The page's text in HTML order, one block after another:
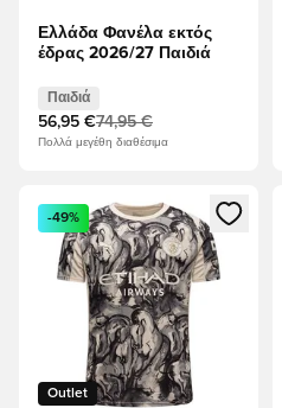
Ελλάδα Φανέλα εκτός
έδρας 2026/27 Παιδιά
Παιδιά
56,95 €74,95 €
Πολλά μεγέθη διαθέσιμα
Ανοίγει ένα Modal για να
Outlet
-49%